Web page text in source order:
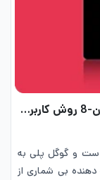
آموزش دریافت گیفت کارت گوگل پلی رایگان-8 روش کاربردی
و گوگل پلی به
دهنده‌ بی ‌شماری از